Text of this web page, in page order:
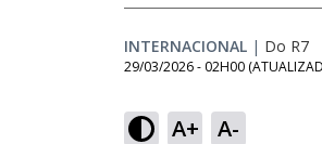
INTERNACIONAL | Do R7
29/03/2026 - 02H00
A+ A-